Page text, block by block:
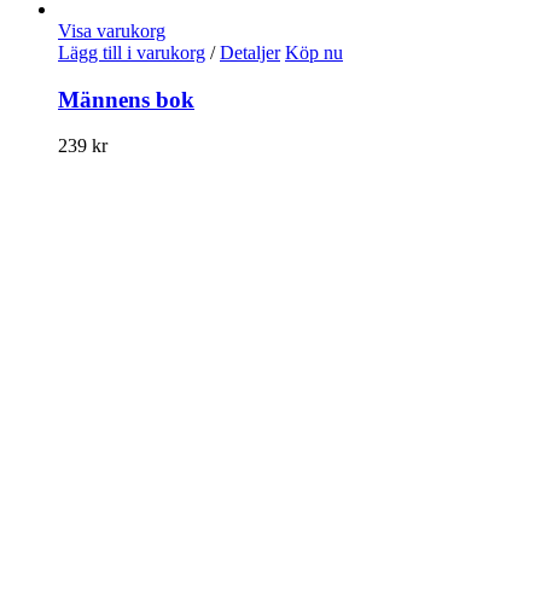
Visa varukorg
Lägg till i varukorg / Detaljer Köp nu
Männens bok
239 kr